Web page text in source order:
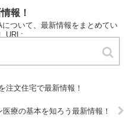
報！
について、最新情報をまとめてい
URL:
注文住宅で最新情報！
療の基本を知ろう最新情報！